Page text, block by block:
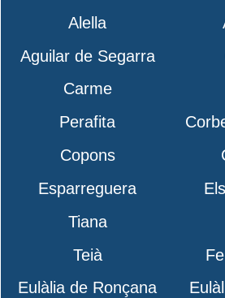
Alella
Aguilar de Segarra
Carme
Perafita
Copons
Esparreguera
Tiana
Teià
Eulàlia de Ronçana